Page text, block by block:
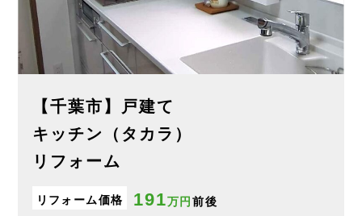
【千葉市】戸建て
キッチン（タカラ）
リフォーム
リフォーム価格 191万円 前後